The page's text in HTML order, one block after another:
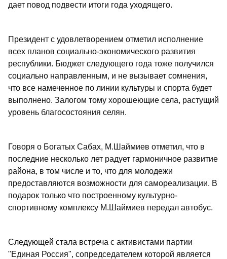
дает повод подвести итоги года уходящего.
Президент с удовлетворением отметил исполнение
всех планов социально-экономического развития
республики. Бюджет следующего года тоже получился
социально направленным, и не вызывает сомнения,
что все намеченное по линии культуры и спорта будет
выполнено. Залогом тому хорошеющие села, растущий
уровень благосостояния селян.
Говоря о Богатых Сабах, М.Шаймиев отметил, что в
последние несколько лет радует гармоничное развитие
района, в том числе и то, что для молодежи
предоставляются возможности для самореализации. В
подарок только что построенному культурно-
спортивному комплексу М.Шаймиев передал автобус.
Следующей стала встреча с активистами партии
"Единая Россия", сопредседателем которой является